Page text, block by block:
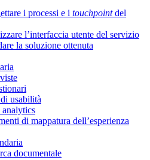
i processi e i touchpointdel
l’interfaccia utente del servizio
la soluzione ottenuta
usabilità
di mappatura dell’esperienza
documentale